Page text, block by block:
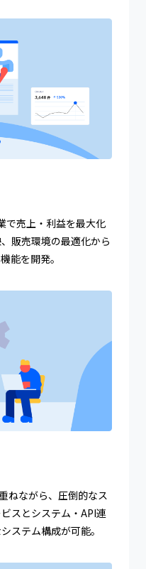
売上・利益を最大化
販売環境の最適化から
能を開発。
ねながら、圧倒的なス
スとシステム・API連
ステム構成が可能。